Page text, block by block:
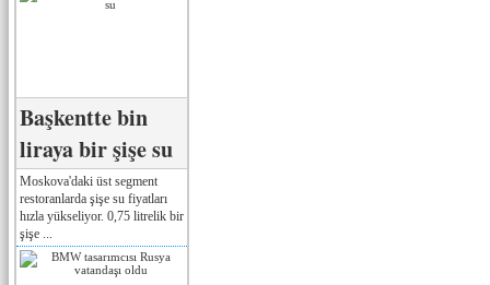
Başkentte bin
liraya bir şişe su
Moskova'daki üst segment
restoranlarda şişe su fiyatları
hızla yükseliyor. 0,75 litrelik bir
şişe ...